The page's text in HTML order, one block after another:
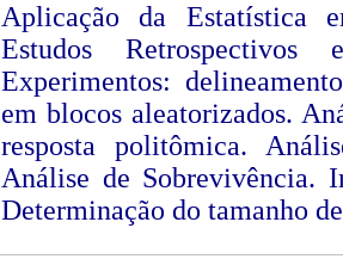
Aplicação da Estatística
Estudos Retrospectivos
Experimentos:
em blocos aleatorizados.
resposta politômica.
Análise de Sobrevivência.
Determinação do tamanho